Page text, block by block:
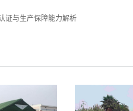
证与生产保障能力解析